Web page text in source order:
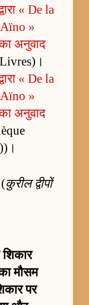
« De la
»
अनुवाद
« De la
»
अनुवाद
कुरील द्वीपों
मौसम
पर